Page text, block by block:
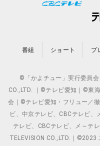
番組 ショート プ
©「かよチュー」実行委員
CO.,LTD. ｜©テレビ愛知｜©東
会｜©テレビ愛知・フリュー／
ビ、中京テレビ、CBCテレビ
テレビ、CBCテレビ、メ～テ
TELEVISION CO.,LTD.｜